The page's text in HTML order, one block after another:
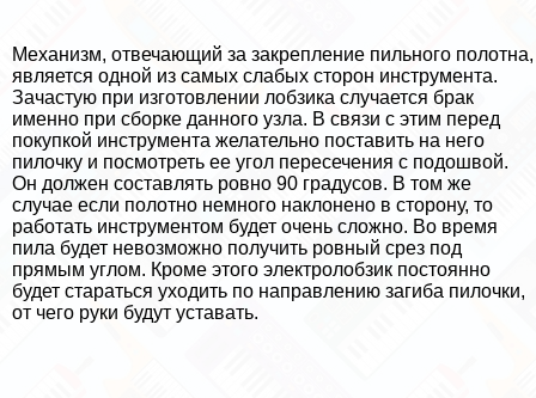
Механизм, отвечающий за закрепление пильного полотна,
является одной из самых слабых сторон инструмента.
Зачастую при изготовлении лобзика случается бpaк
именно при сборке данного узла. В связи с этим перед
покупкой инструмента желательно поставить на него
пилочку и посмотреть ее угол пересечения с подошвой.
Он должен составлять ровно 90 градусов. В том же
случае если полотно немного наклонено в сторону, то
работать инструментом будет очень сложно. Во время
пила будет невозможно получить ровный срез под
прямым углом. Кроме этого электролобзик постоянно
будет стараться уходить по направлению загиба пилочки,
от чего руки будут уставать.